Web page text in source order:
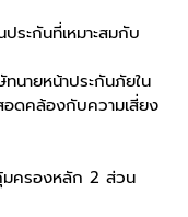
ประกันที่เหมาะสมกับ
นายหน้าประกันภัยใน
อดคล้องกับความเสี่ยง
มครองหลัก 2 ส่วน